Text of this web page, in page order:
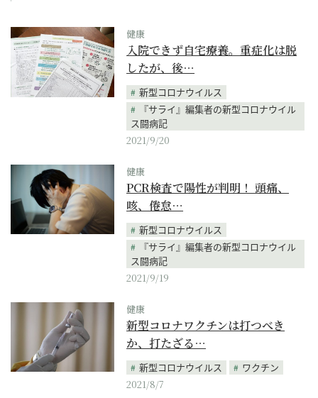
健康
入院できず自宅療養。重症化は脱
したが、後…
新型コロナウイルス
『サライ』編集者の新型コロナウイル
ス闘病記
2021/9/20
健康
PCR検査で陽性が判明！ 頭痛、
咳、倦怠…
新型コロナウイルス
『サライ』編集者の新型コロナウイル
ス闘病記
2021/9/19
健康
新型コロナワクチンは打つべき
か、打たざる…
新型コロナウイルス
ワクチン
2021/8/7